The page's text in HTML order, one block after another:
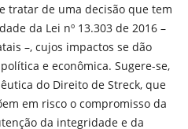
tratar de uma decisão que tem
da Lei nº 13.303 de 2016 –
–, cujos impactos se dão
e econômica. Sugere-se,
do Direito de Streck, que
em risco o compromisso da
da integridade e da